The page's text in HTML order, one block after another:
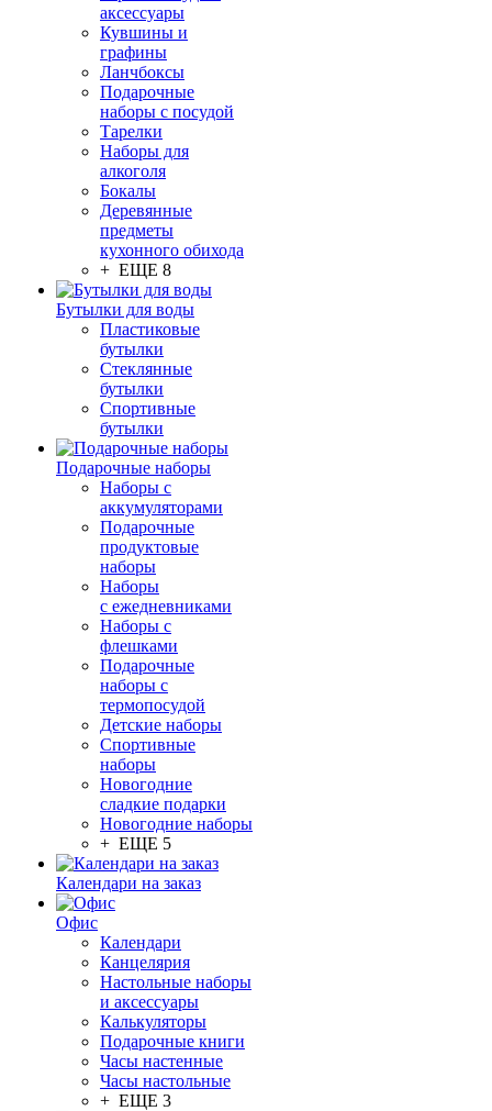
аксессуары
Кувшины и
графины
Ланчбоксы
Подарочные
наборы с посудой
Тарелки
Наборы для
алкоголя
Бокалы
Деревянные
предметы
кухонного обихода
+ ЕЩЕ 8
Бутылки для воды
Пластиковые
бутылки
Стеклянные
бутылки
Спортивные
бутылки
Подарочные наборы
Наборы с
аккумуляторами
Подарочные
продуктовые
наборы
Наборы
с ежедневниками
Наборы с
флешками
Подарочные
наборы с
термопосудой
Детские наборы
Спортивные
наборы
Новогодние
сладкие подарки
Новогодние наборы
+ ЕЩЕ 5
Календари на заказ
Офис
Календари
Канцелярия
Настольные наборы
и аксессуары
Калькуляторы
Подарочные книги
Часы настенные
Часы настольные
+ ЕЩЕ 3